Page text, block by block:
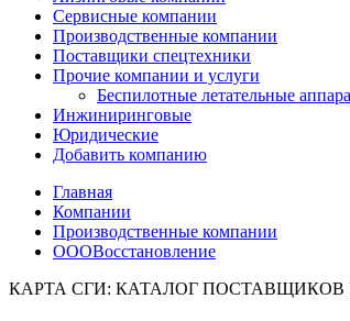
Сервисные компании
Производственные компании
Поставщики спецтехники
Прочие компании и услуги
Беспилотные летательные
Инжиниринговые
Юридические
Добавить компанию
Главная
Компании
Производственные компании
ОООВосстановление
КАРТА СГИ: КАТАЛОГ